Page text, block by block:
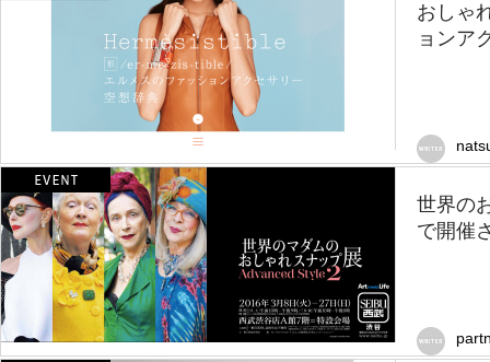
おしゃ
ョンア
世界の
で開催